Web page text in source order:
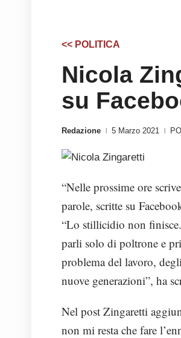
<< POLITICA
Nicola
su
Redazione 5 Marzo 2021
“Nelle prossime ore
parole, scritte su
“Lo stillicidio non
parli solo di poltrone e
problema del lavoro,
nuove generazioni”, ha
Nel post Zingaretti
non mi resta che fare